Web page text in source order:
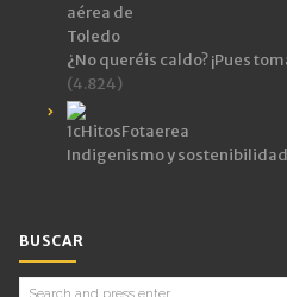
¿No queréis caldo? ¡Pues
(4.824)
Indigenismo y
BUSCAR
Search